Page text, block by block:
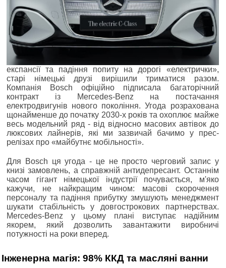
експансії та падіння попиту на дорогі «електрички»,
старі німецькі друзі вирішили триматися разом.
Компанія Bosch офіційно підписала багаторічний
контракт із Mercedes-Benz на постачання
електродвигунів нового покоління. Угода розрахована
щонайменше до початку 2030-х років та охоплює майже
весь модельний ряд - від відносно масових автівок до
люксових лайнерів, які ми зазвичай бачимо у прес-
релізах про «майбутнє мобільності».
Для Bosch ця угода - це не просто черговий запис у
книзі замовлень, а справжній антидепресант. Останнім
часом гігант німецької індустрії почувається, м'яко
кажучи, не найкращим чином: масові скорочення
персоналу та падіння прибутку змушують менеджмент
шукати стабільність у довгострокових партнерствах.
Mercedes-Benz у цьому плані виступає надійним
якорем, який дозволить завантажити виробничі
потужності на роки вперед.
Інженерна магія: 98% ККД та масляні ванни